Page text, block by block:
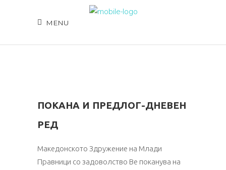
MENU
ПОКАНА И ПРЕДЛОГ-ДНЕВЕН
РЕД
Македонското Здружение на Млади
Правници со задоволство Ве поканува на